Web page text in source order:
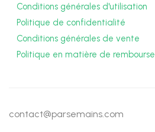
Conditions générales d'utilisation
Politique de confidentialité
Conditions générales de vente
Politique en matière de
contact@parsemains.com